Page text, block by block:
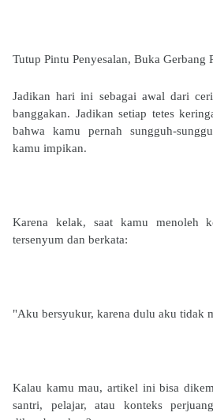
Tutup Pintu Penyesalan, Buka Gerbang
Jadikan hari ini sebagai awal dari
banggakan. Jadikan setiap tetes
bahwa kamu pernah sungguh-
kamu impikan.
Karena kelak, saat kamu menoleh
tersenyum dan berkata:
"Aku bersyukur, karena dulu aku tidak
Kalau kamu mau, artikel ini bisa
santri, pelajar, atau konteks